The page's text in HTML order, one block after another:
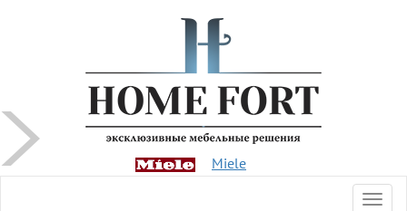
Miele